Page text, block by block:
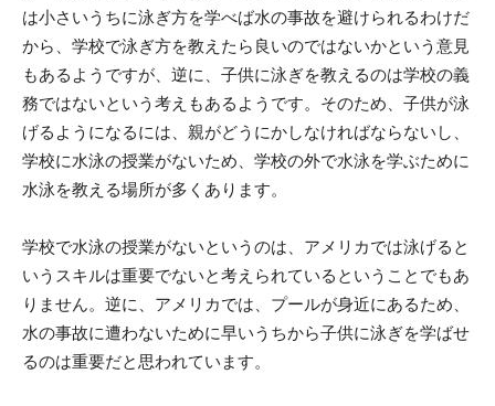
は小さいうちに泳ぎ方を学べば水の事故を避けられるわけだ
から、学校で泳ぎ方を教えたら良いのではないかという意見
もあるようですが、逆に、子供に泳ぎを教えるのは学校の義
務ではないという考えもあるようです。そのため、子供が泳
げるようになるには、親がどうにかしなければならないし、
学校に水泳の授業がないため、学校の外で水泳を学ぶために
水泳を教える場所が多くあります。
学校で水泳の授業がないというのは、アメリカでは泳げると
いうスキルは重要でないと考えられているということでもあ
りません。逆に、アメリカでは、プールが身近にあるため、
水の事故に遭わないために早いうちから子供に泳ぎを学ばせ
るのは重要だと思われています。